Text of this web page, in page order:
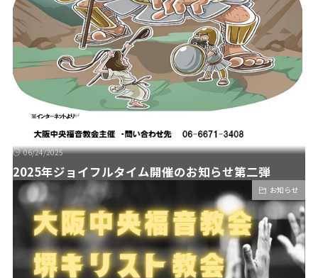
06/24/2025
2025年ジョイフルタイム開催のお知らせ第二弾
お知らせ